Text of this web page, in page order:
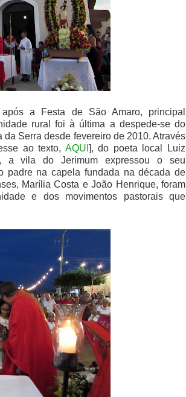
a Festa de São Amaro, principal
rural foi à última a despede-se do
Serra desde fevereiro de 2010. Através
ao texto, AQUI ], do poeta local Luiz
a vila do Jerimum expressou o seu
padre na capela fundada na década de
Marília Costa e João Henrique, foram
e dos movimentos pastorais que